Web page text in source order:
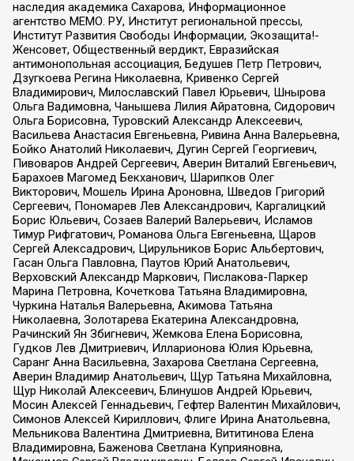
наследия академика Сахарова, Информационное
агентство МЕМО. РУ, Институт региональной прессы,
Институт Развития Свободы Информации, Экозащита!-
Женсовет, Общественный вердикт, Евразийская
антимонопольная ассоциация, Бедушев Петр Петрович,
Дзугкоева Регина Николаевна, Кривенко Сергей
Владимирович, Милославский Павел Юрьевич, Шнырова
Ольга Вадимовна, Чанышева Лилия Айратовна, Сидорович
Ольга Борисовна, Туровский Александр Алексеевич,
Васильева Анастасия Евгеньевна, Ривина Анна Валерьевна,
Бойко Анатолий Николаевич, Дугин Сергей Георгиевич,
Пивоваров Андрей Сергеевич, Аверин Виталий Евгеньевич,
Барахоев Магомед Бекханович, Шарипков Олег
Викторович, Мошель Ирина Ароновна, Шведов Григорий
Сергеевич, Пономарев Лев Александрович, Каргалицкий
Борис Юльевич, Созаев Валерий Валерьевич, Исламов
Тимур Рифгатович, Романова Ольга Евгеньевна, Щаров
Сергей Алексадрович, Цирульников Борис Альбертович,
Гасан Ольга Павловна, Паутов Юрий Анатольевич,
Верховский Александр Маркович, Пислакова-Паркер
Марина Петровна, Кочеткова Татьяна Владимировна,
Чуркина Наталья Валерьевна, Акимова Татьяна
Николаевна, Золотарева Екатерина Александровна,
Рачинский Ян Збигневич, Жемкова Елена Борисовна,
Гудков Лев Дмитриевич, Илларионова Юлия Юрьевна,
Саранг Анна Васильевна, Захарова Светлана Сергеевна,
Аверин Владимир Анатольевич, Щур Татьяна Михайловна,
Щур Николай Алексеевич, Блинушов Андрей Юрьевич,
Мосин Алексей Геннадьевич, Гефтер Валентин Михайлович,
Симонов Алексей Кириллович, Флиге Ирина Анатольевна,
Мельникова Валентина Дмитриевна, Вититинова Елена
Владимировна, Баженова Светлана Куприяновна,